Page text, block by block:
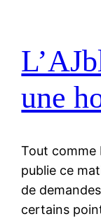
une
Tout comme
publie ce
de
certains